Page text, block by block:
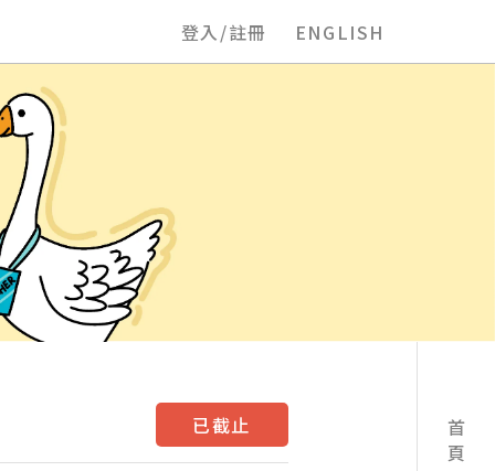
登入/註冊 ENGLISH
首頁
已截止